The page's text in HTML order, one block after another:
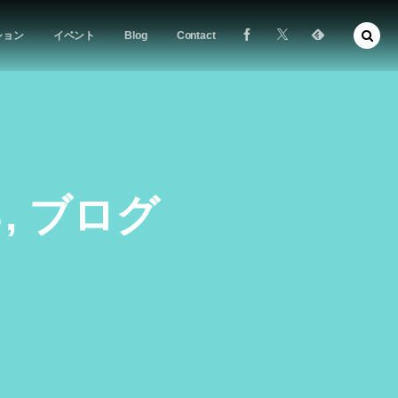
ョン イベント Blog Contact
ブログ